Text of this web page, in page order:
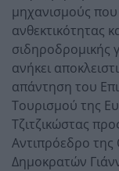
μηχανισμούς
ανθεκτικότητας
σιδηροδρομικής
ανήκει
απάντηση του
Τουρισμού της
Τζιτζικώστας
Αντιπρόεδρο της
Δημοκρατών